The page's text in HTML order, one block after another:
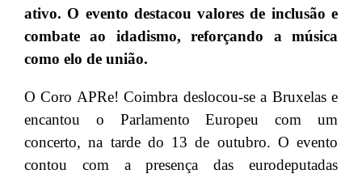
ativo. O evento destacou valores de inclusão e
combate ao idadismo, reforçando a música
como elo de união.
O Coro APRe! Coimbra deslocou-se a Bruxelas e
encantou o Parlamento Europeu com um
concerto, na tarde do 13 de outubro. O evento
contou com a presença das eurodeputadas